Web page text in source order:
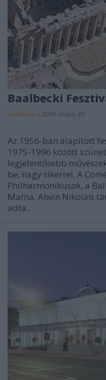
Baalbecki
szinhazhu • 2009. május 20.
Az 1956-ban alapított
1975-1996 között
legjelentősebb
be, nagy sikerrel. A
Philharmonikusok, a
Mama, Alwin Nikolaïs
adta…